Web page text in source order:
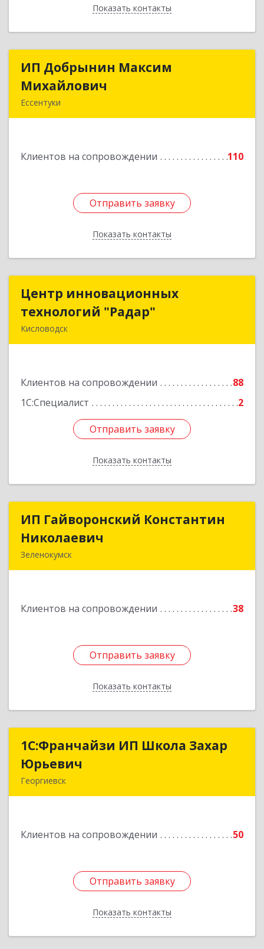
Показать контакты
Назад
ИП Добрынин Максим
Михайлович
Ессентуки
Клиентов на сопровождении 110
Отправить заявку
Показать контакты
ИП Добрынин Максим
Подробнее
Отправить заявку
Назад
Центр инновационных
технологий "Радар"
Кисловодск
Клиентов на сопровождении
88
1С:Специалист
2
Отправить заявку
Показать контакты
Центр инновационных
технологий "Радар"
Подробнее
Отправить заявку
Назад
ИП Гайворонский Константин
Николаевич
Зеленокумск
Клиентов на сопровождении 38
Отправить заявку
Показать контакты
ИП Гайворонский Константин
Подробнее
Отправить заявку
Назад
1С:Франчайзи ИП Школа Захар
Юрьевич
Георгиевск
Клиентов на сопровождении 50
Отправить заявку
Показать контакты
1С:Франчайзи ИП Школа Захар
Отправить заявку
Назад